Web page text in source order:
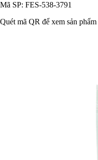
Mã SP: FES-538-3791
Quét mã QR để xem sản